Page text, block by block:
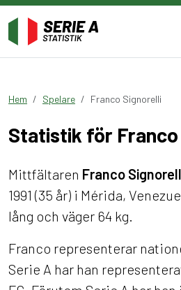
Hem Spelare Franco Signorelli
Statistik för
Mittfältaren Franco
1991 (35 år) i Mérida,
lång och väger 64 kg.
Franco representerar
Serie A har han